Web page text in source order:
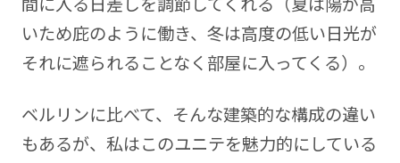
いため庇のように働き、冬は高度の低い日光が
それに遮られることなく部屋に入ってくる）。
ベルリンに比べて、そんな建築的な構成の違い
もあるが、私はこのユニテを魅力的にしている